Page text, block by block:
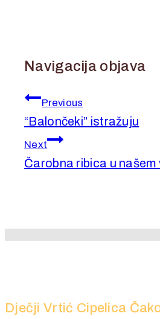
Navigacija objava
Previous
“Balončeki” istražuju
Next
Čarobna ribica u našem
Dječji Vrtić Cipelica